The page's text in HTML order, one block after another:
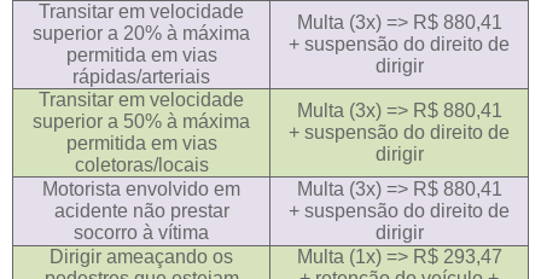
Transitar em velocidade
superior a 20% à máxima
permitida em vias
rápidas/arteriais
Multa (3x) => R$ 880,41
+ suspensão do direito de
dirigir
Transitar em velocidade
superior a 50% à máxima
permitida em vias
coletoras/locais
Multa (3x) => R$ 880,41
+ suspensão do direito de
dirigir
Motorista envolvido em
acidente não prestar
socorro à vítima
Multa (3x) => R$ 880,41
+ suspensão do direito de
dirigir
Dirigir ameaçando os
Multa (1x) => R$ 293,47